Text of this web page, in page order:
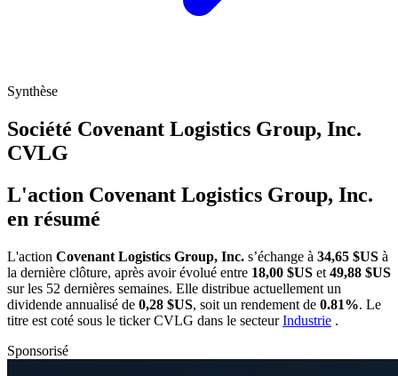
Synthèse
Société Covenant Logistics Group, Inc.
CVLG
L'action Covenant Logistics Group, Inc.
en résumé
L'action Covenant Logistics Group, Inc. s’échange à 34,65 $US à
la dernière clôture, après avoir évolué entre 18,00 $US et 49,88 $US
sur les 52 dernières semaines. Elle distribue actuellement un
dividende annualisé de 0,28 $US, soit un rendement de 0.81%. Le
titre est coté sous le tickerCVLG dans le secteurIndustrie .
Sponsorisé